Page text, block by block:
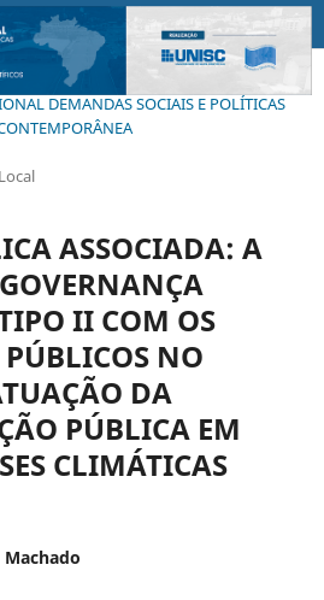
DEMANDAS SOCIAIS E POLÍTICAS
ASSOCIADA: A
II COM OS
NO
DA
PÚBLICA EM
CLIMÁTICAS
Machado